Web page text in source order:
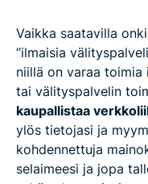
Vaikka saatavilla
”ilmaisia
niillä on varaa toimia
tai välityspalvelin
kaupallistaa
ylös tietojasi ja
kohdennettuja
selaimeesi ja jopa